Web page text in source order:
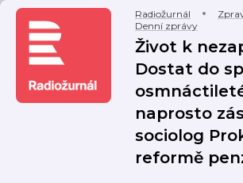
Radiožurnál
Denní zprávy
Život k
Dostat do
naprosto
sociolog Prokop k
reformě